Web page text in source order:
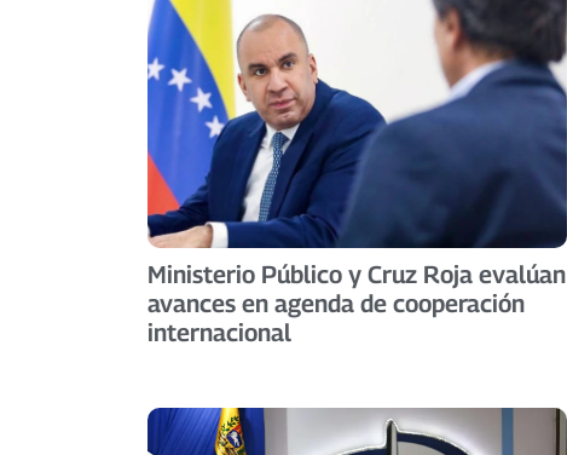
Ministerio Público y Cruz Roja evalúan
avances en agenda de cooperación
internacional